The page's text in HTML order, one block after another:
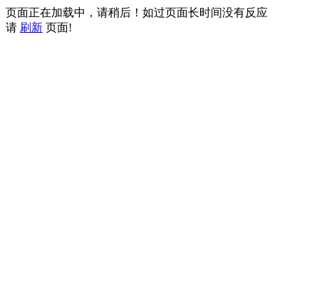
页面正在加载中，请稍后！如过页面长时间没有反应
请 刷新 页面!